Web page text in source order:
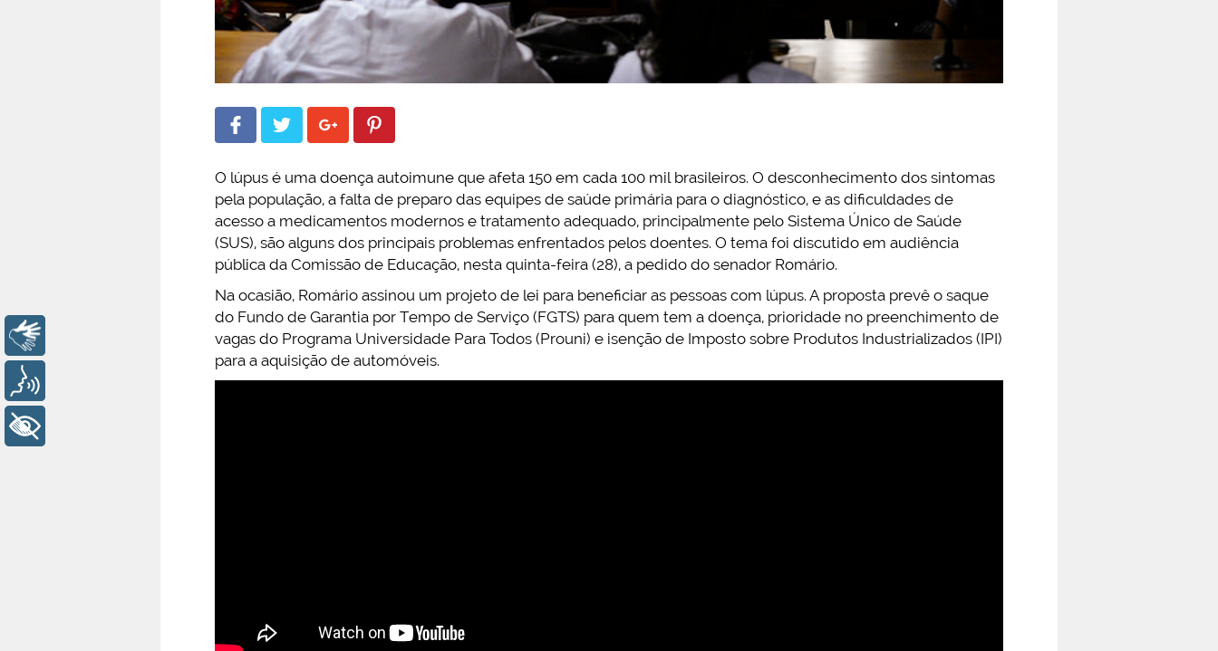
O lúpus é uma doença autoimune que afeta 150 em cada 100 mil brasileiros. O desconhecimento dos sintomas
pela população, a falta de preparo das equipes de saúde primária para o diagnóstico, e as dificuldades de
acesso a medicamentos modernos e tratamento adequado, principalmente pelo Sistema Único de Saúde
(SUS), são alguns dos principais problemas enfrentados pelos doentes. O tema foi discutido em audiência
pública da Comissão de Educação, nesta quinta-feira (28), a pedido do senador Romário.
Na ocasião, Romário assinou um projeto de lei para beneficiar as pessoas com lúpus. A proposta prevê o saque
do Fundo de Garantia por Tempo de Serviço (FGTS) para quem tem a doença, prioridade no preenchimento de
vagas do Programa Universidade Para Todos (Prouni) e isenção de Imposto sobre Produtos Industrializados (IPI)
para a aquisição de automóveis.